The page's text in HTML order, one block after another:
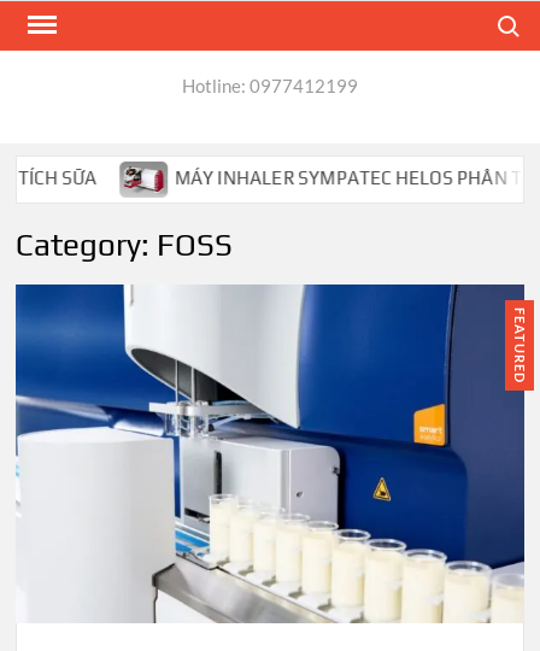
Skip
Hotline: 0977412199
MÁY INHALER SYMPATEC HELOS PHÂN TÍCH HẠT
Category: FOSS
FEATURED